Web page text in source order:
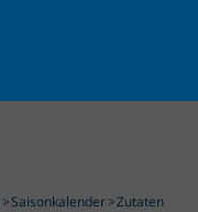
Saisonkalender Zutaten